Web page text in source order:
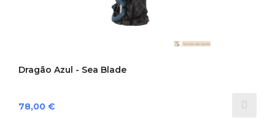
Dragão Azul - Sea Blade
Preço
78,00 €